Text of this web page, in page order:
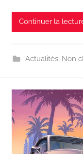
Continuer la
Actualités, Non